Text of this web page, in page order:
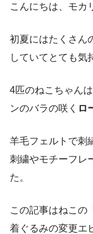
こんにちは、モカ
初夏にはたくさん
していてとても気
4匹のねこちゃん
ンのバラの咲く ロ
羊毛フェルトで刺
刺繍やモチーフレ
た。
この記事はねこの「
着ぐるみの変更エ